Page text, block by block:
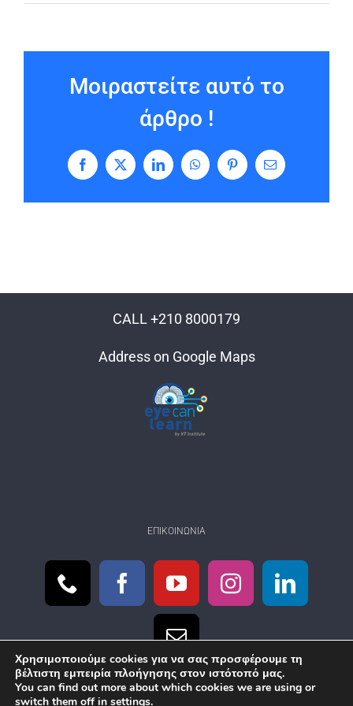
Μοιραστείτε αυτό το
άρθρο !
Facebook
X LinkedInWhatsAppPinterestEmail
CALL +210 8000179
Address on Google Maps
ΕΠΙΚΟΙΝΩΝΊΑ
Χρησιμοποιούμε cookies για να σας προσφέρουμε τη
βέλτιστη εμπειρία πλοήγησης στον ιστότοπό μας.
You can find out more about which cookies we are using or
switch them off in settings.